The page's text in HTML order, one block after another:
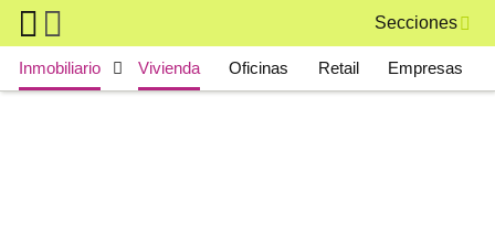
Skip to main content
Secciones
Main navigation
Inmobiliario Vivienda Oficinas Retail Empresas